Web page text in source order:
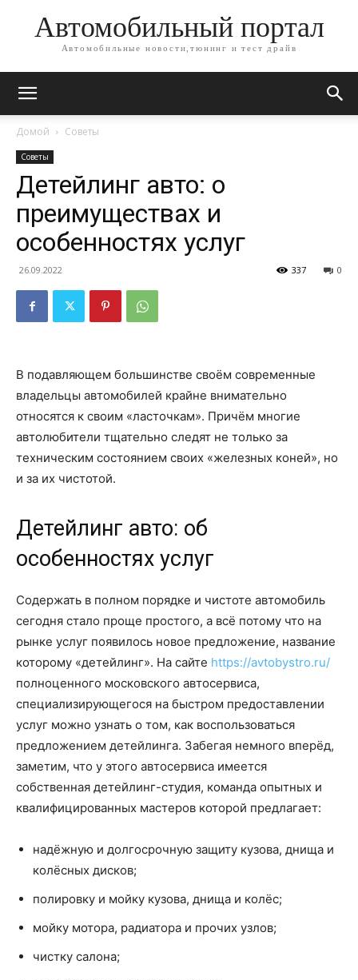
Автомобильный портал
Автомобильные новости,тюнинг и тест драйв
Домой Советы
Советы
Детейлинг авто: о
преимуществах и
особенностях услуг
26.09.2022 0
337
В подавляющем большинстве своём современные
владельцы автомобилей крайне внимательно
относятся к своим «ласточкам». Причём многие
автолюбители тщательно следят не только за
техническим состоянием своих «железных коней», но
и за их чистотой.
Детейлинг авто: об
особенностях услуг
Содержать в полном порядке и чистоте автомобиль
сегодня стало проще простого, а всё потому что на
рынке услуг появилось новое предложение, название
которому «детейлинг». На сайте https://avtobystro.ru/
полноценного московского автосервиса,
специализирующегося на быстром предоставлении
услуг можно узнать о том, как воспользоваться
предложением детейлинга. Забегая немного вперёд,
заметим, что у этого автосервиса имеется
собственная детейлинг-студия, команда опытных и
квалифицированных мастеров которой предлагает:
надёжную и долгосрочную защиту кузова, днища и
колёсных дисков;
полировку и мойку кузова, днища и колёс;
мойку мотора, радиатора и прочих узлов;
чистку салона;